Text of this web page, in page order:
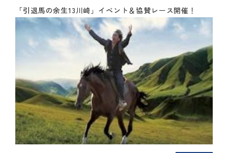
「引退馬の余生13川崎」イベント＆協賛レース開催！